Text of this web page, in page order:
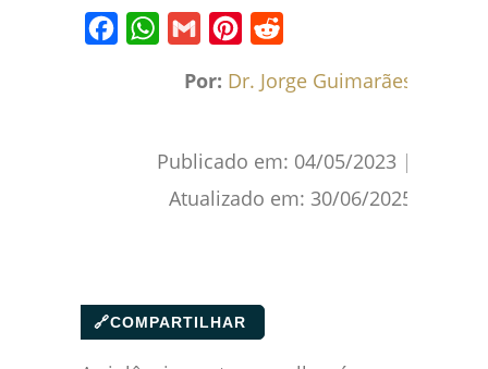
Por: Dr. Jorge Guimarães
Publicado em: 04/05/2023 |
Atualizado em: 30/06/2025
🔗COMPARTILHAR